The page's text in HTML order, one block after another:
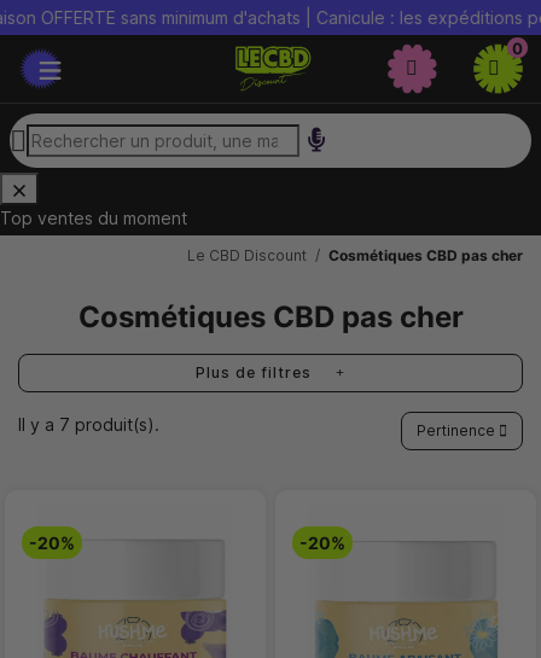
sans minimum d'achats | Canicule : les expéditions
0
Top ventes du moment
Le CBD Discount Cosmétiques CBD pas cher
Cosmétiques CBD pas cher
Plus de filtres
Il y a 7 produit(s). Pertinence
-20% -20%